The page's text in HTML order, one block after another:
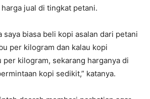
jual di tingkat petani.
saya biasa beli kopi asalan dari petani
per kilogram dan kalau kopi
per kilogram, sekarang harganya di
kopi sedikit,” katanya.